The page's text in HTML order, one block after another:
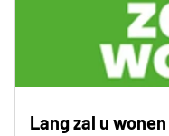
Lang zal u wonen